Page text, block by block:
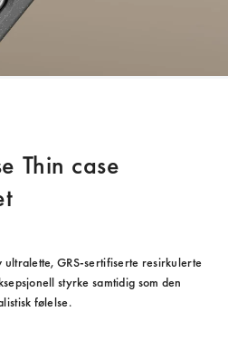
Thin case
ultralette, GRS-sertifiserte resirkulerte
styrke samtidig som den
følelse.